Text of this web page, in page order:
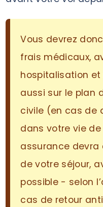
Vous devrez
frais médicaux,
hospitalisation
aussi sur le plan
civile (en cas de
dans votre vie
assurance devra
de votre séjour,
possible - selon
cas de retour